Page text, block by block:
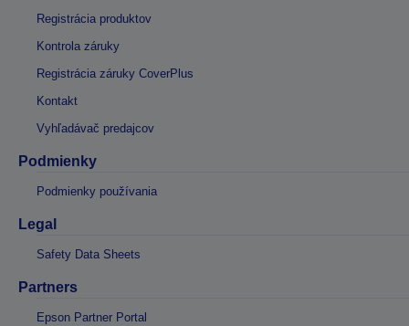
Registrácia produktov
Kontrola záruky
Registrácia záruky CoverPlus
Kontakt
Vyhľadávač predajcov
Podmienky
Podmienky používania
Legal
Safety Data Sheets
Partners
Epson Partner Portal